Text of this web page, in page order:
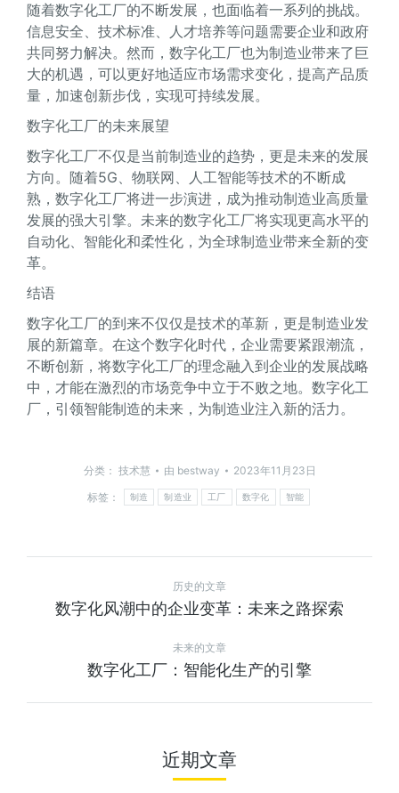
随着数字化工厂的不断发展，也面临着一系列的挑战。
信息安全、技术标准、人才培养等问题需要企业和政府
共同努力解决。然而，数字化工厂也为制造业带来了巨
大的机遇，可以更好地适应市场需求变化，提高产品质
量，加速创新步伐，实现可持续发展。
数字化工厂的未来展望
数字化工厂不仅是当前制造业的趋势，更是未来的发展
方向。随着5G、物联网、人工智能等技术的不断成
熟，数字化工厂将进一步演进，成为推动制造业高质量
发展的强大引擎。未来的数字化工厂将实现更高水平的
自动化、智能化和柔性化，为全球制造业带来全新的变
革。
结语
数字化工厂的到来不仅仅是技术的革新，更是制造业发
展的新篇章。在这个数字化时代，企业需要紧跟潮流，
不断创新，将数字化工厂的理念融入到企业的发展战略
中，才能在激烈的市场竞争中立于不败之地。数字化工
厂，引领智能制造的未来，为制造业注入新的活力。
分类： 技术慧 由 bestway
2023年11月23日
标签：
制造 制造业 工厂 数字化 智能
历史的文章
数字化风潮中的企业变革：未来之路探索
未来的文章
数字化工厂：智能化生产的引擎
近期文章